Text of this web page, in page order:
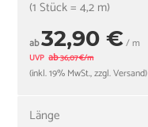
(1 Stück = 4,2 m)
ab32,90 €/ m
UVP ab36,07 €/m
(inkl. 19% MwSt., zzgl. Versand)
Länge